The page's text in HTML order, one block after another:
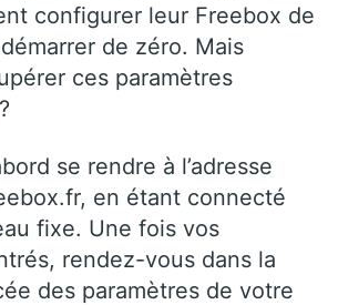
configurer leur Freebox de
de zéro. Mais
ces paramètres
se rendre à l’adresse
en étant connecté
fixe. Une fois vos
rendez-vous dans la
des paramètres de votre